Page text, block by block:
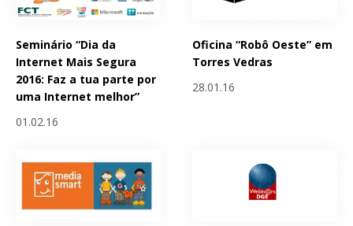
Seminário “Dia da
Internet Mais Segura
2016: Faz a tua parte por
uma Internet melhor”
01.02.16
Oficina “Robô Oeste” em
Torres Vedras
28.01.16